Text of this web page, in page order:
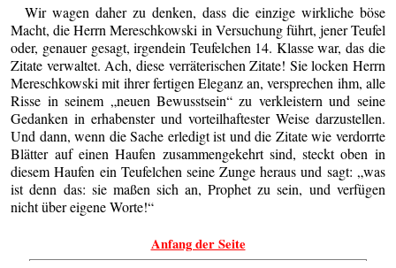
Wir wagen daher zu denken, dass die einzige wirkliche böse
Macht, die Herrn Mereschkowski in Versuchung führt, jener Teufel
oder, genauer gesagt, irgendein Teufelchen 14. Klasse war, das die
Zitate verwaltet. Ach, diese verräterischen Zitate! Sie locken Herrn
Mereschkowski mit ihrer fertigen Eleganz an, versprechen ihm, alle
Risse in seinem „neuen Bewusstsein“ zu verkleistern und seine
Gedanken in erhabenster und vorteilhaftester Weise darzustellen.
Und dann, wenn die Sache erledigt ist und die Zitate wie verdorrte
Blätter auf einen Haufen zusammengekehrt sind, steckt oben in
diesem Haufen ein Teufelchen seine Zunge heraus und sagt: „was
ist denn das: sie maßen sich an, Prophet zu sein, und verfügen
nicht über eigene Worte!“
Anfang der Seite